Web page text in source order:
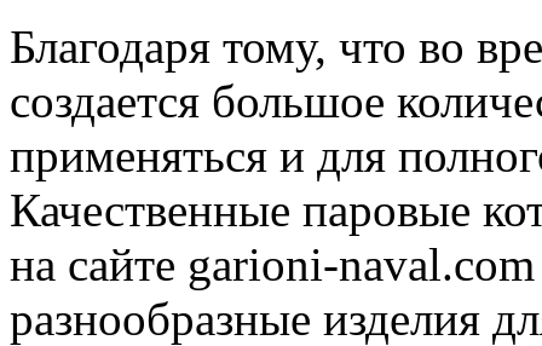
Благодаря тому, что во
создается большое
применяться и для
Качественные паровые
на сайте garioni-naval.com
разнообразные изделия